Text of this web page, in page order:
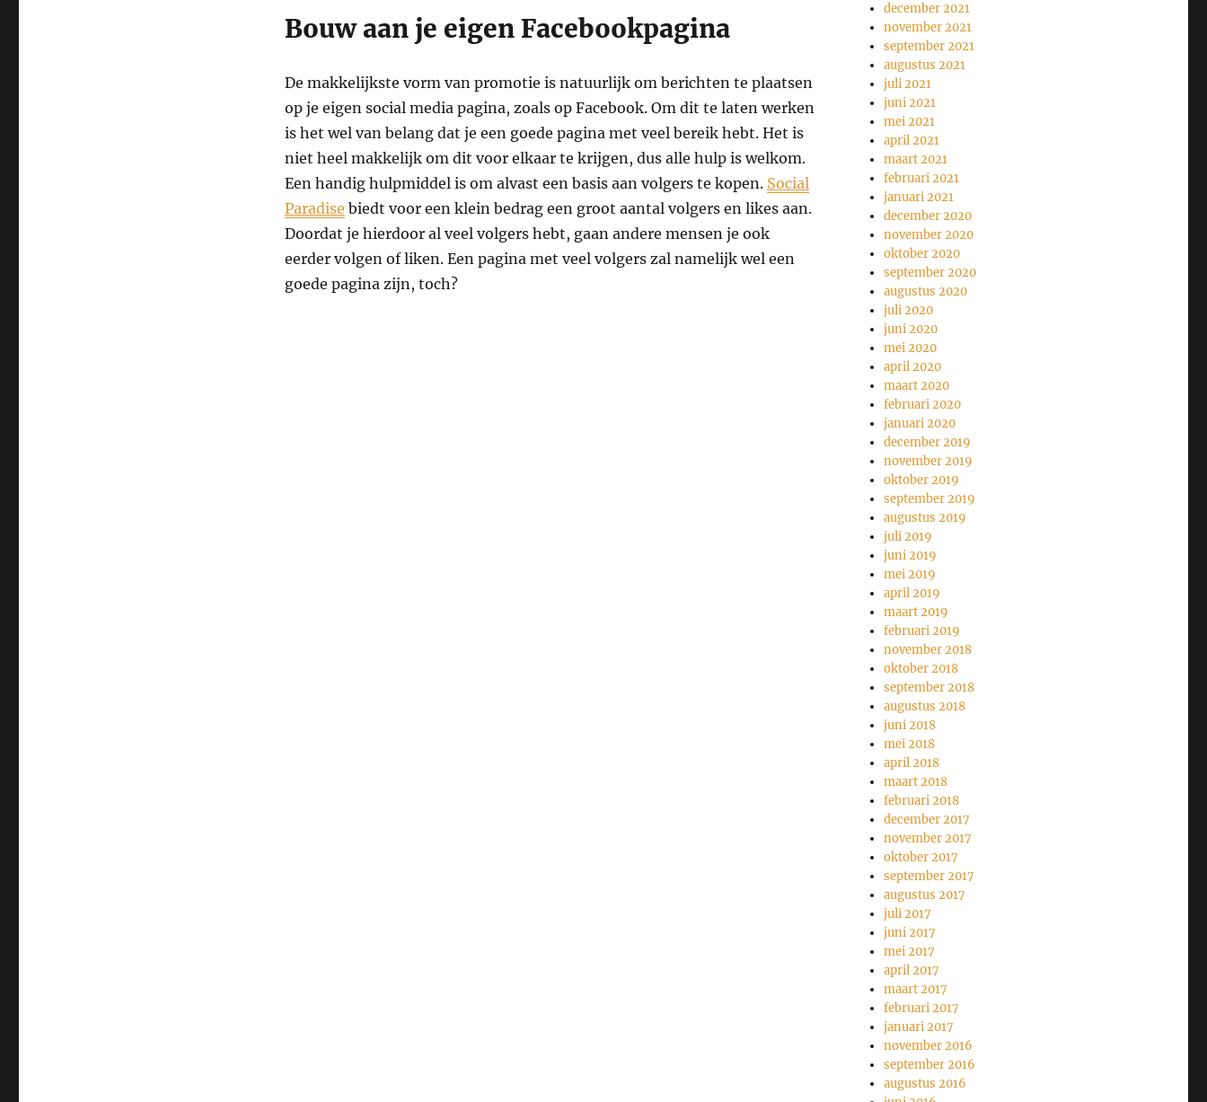
Bouw aan je eigen Facebookpagina
De makkelijkste vorm van promotie is natuurlijk om berichten te plaatsen
op je eigen social media pagina, zoals op Facebook. Om dit te laten werken
is het wel van belang dat je een goede pagina met veel bereik hebt. Het is
niet heel makkelijk om dit voor elkaar te krijgen, dus alle hulp is welkom.
Een handig hulpmiddel is om alvast een basis aan volgers te kopen. Social
Paradise biedt voor een klein bedrag een groot aantal volgers en likes aan.
Doordat je hierdoor al veel volgers hebt, gaan andere mensen je ook
eerder volgen of liken. Een pagina met veel volgers zal namelijk wel een
goede pagina zijn, toch?
december 2021
november 2021
september 2021
augustus 2021
juli 2021
juni 2021
mei 2021
april 2021
maart 2021
februari 2021
januari 2021
december 2020
november 2020
oktober 2020
september 2020
augustus 2020
juli 2020
juni 2020
mei 2020
april 2020
maart 2020
februari 2020
januari 2020
december 2019
november 2019
oktober 2019
september 2019
augustus 2019
juli 2019
juni 2019
mei 2019
april 2019
maart 2019
februari 2019
november 2018
oktober 2018
september 2018
augustus 2018
juni 2018
mei 2018
april 2018
maart 2018
februari 2018
december 2017
november 2017
oktober 2017
september 2017
augustus 2017
juli 2017
juni 2017
mei 2017
april 2017
maart 2017
februari 2017
januari 2017
november 2016
september 2016
augustus 2016